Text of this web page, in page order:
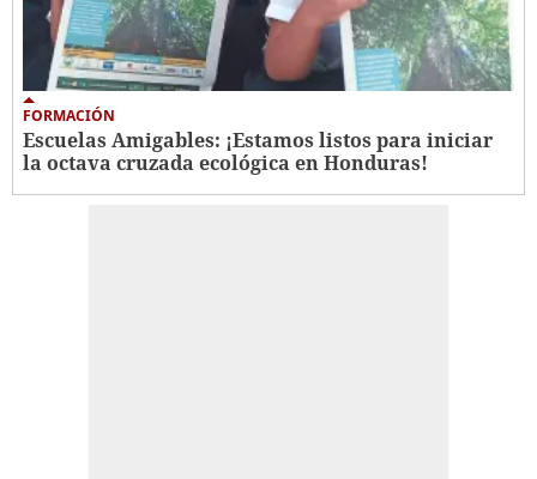
FORMACIÓN
Escuelas Amigables: ¡Estamos listos para iniciar
la octava cruzada ecológica en Honduras!